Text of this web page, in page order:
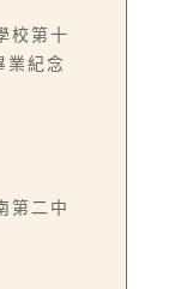
校第十
業紀念
第二中